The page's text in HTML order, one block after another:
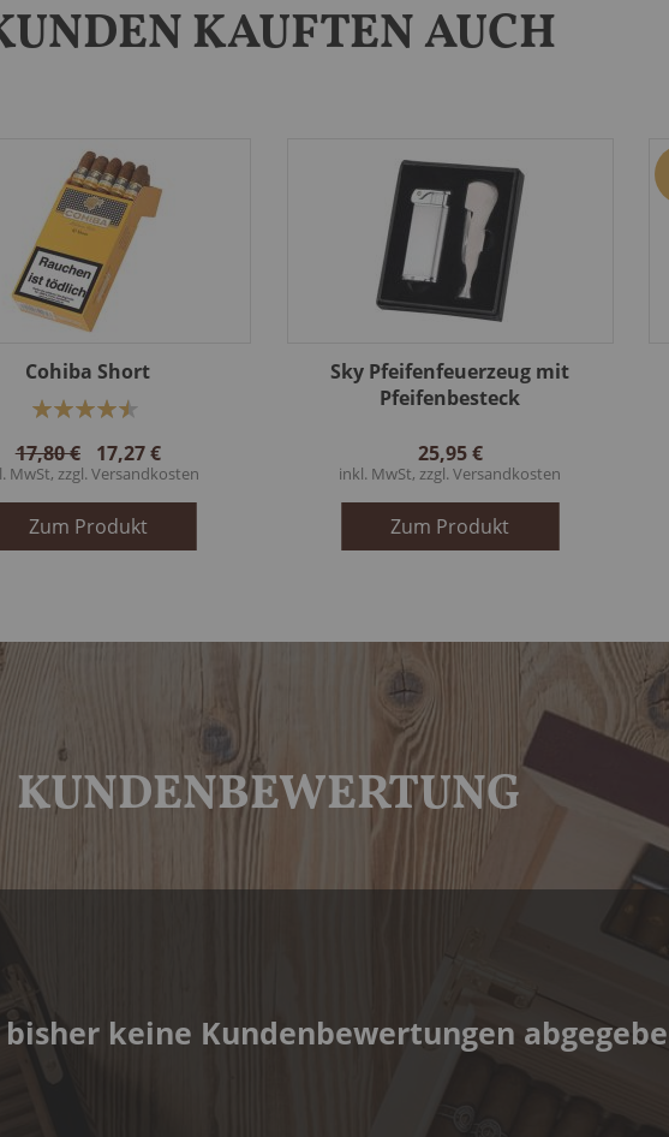
KAUFTEN AUCH
Cohiba Short
17,27 €
MwSt, zzgl. Versandkosten
17,80 €
Bewertung:
Zum Produkt
Sky Pfeifenfeuerzeug mit
Pfeifenbesteck
25,95 €
inkl. MwSt, zzgl.Versandkosten
Zum Produkt
KUNDENBEWERTUNG
bisher keine Kundenbewertungen